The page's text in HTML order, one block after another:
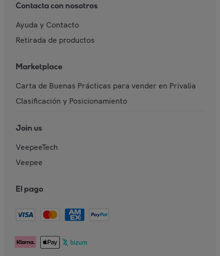
Contacta con nosotros
Ayuda y Contacto
Retirada de productos
Marketplace
Carta de Buenas Prácticas para vender en Privalia
Clasificación y Posicionamiento
Join us
VeepeeTech
Veepee
El pago